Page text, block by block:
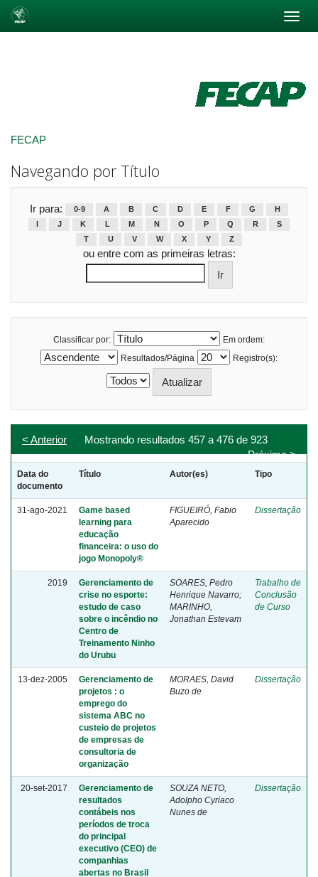
FECAP
Navegando por Título
Ir para: 0-9 A B C D E F G
H
J K L M N O P Q R
S
T
U V W X Y Z
ou entre com as primeiras letras:
Classificar por:
Em ordem:
Resultados/Página
Registro(s):
Mostrando resultados 457 a 476 de 923
< Anterior
Próximo >
Data do
documento
Título Autor(es) Tipo
31-ago-2021
Game based
learning para
educação
financeira: o uso do
jogo Monopoly®
FIGUEIRÓ, Fabio
Aparecido
Dissertação
2019
Gerenciamento de
crise no esporte:
estudo de caso
sobre o incêndio no
Centro de
Treinamento Ninho
do Urubu
SOARES, Pedro
Henrique Navarro;
MARINHO,
Jonathan Estevam
Trabalho de
Conclusão
de Curso
13-dez-2005
Gerenciamento de
projetos : o
emprego do
sistema ABC no
custeio de projetos
de empresas de
consultoria de
organização
MORAES, David
Buzo de
Dissertação
20-set-2017
Gerenciamento de
resultados
contábeis nos
períodos de troca
do principal
executivo (CEO) de
companhias
abertas no Brasil
SOUZA NETO,
Adolpho Cyriaco
Nunes de
Dissertação